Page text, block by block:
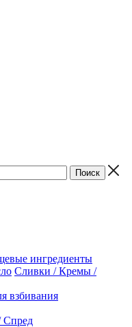
ингредиенты
Сливки / Кремы /
взбивания
Спред